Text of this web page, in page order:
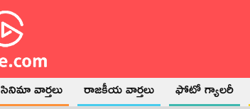
సినిమా వార్తలు రాజకీయ వార్తలు ఫోటో గ్యాలరీ